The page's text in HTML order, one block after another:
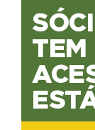
TEM